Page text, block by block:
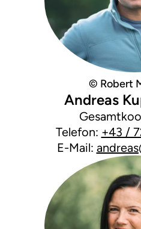
© Robert
Andreas
Telefon: +43 /
E-Mail: